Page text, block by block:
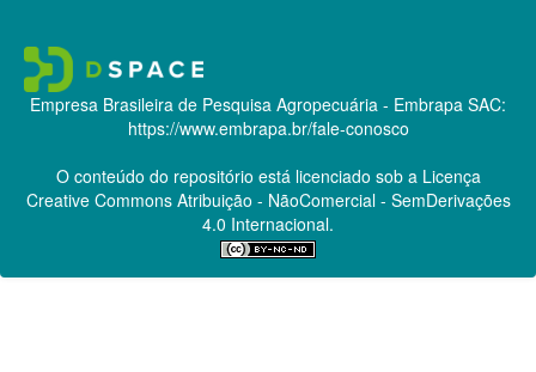
Empresa Brasileira de Pesquisa Agropecuária - Embrapa SAC:
https://www.embrapa.br/fale-conosco
O conteúdo do repositório está licenciado sob a Licença
Creative CommonsAtribuição - NãoComercial - SemDerivações
4.0 Internacional.